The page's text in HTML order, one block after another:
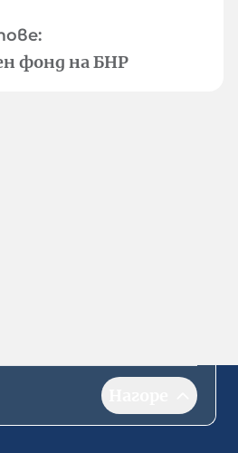
фонд на БНР